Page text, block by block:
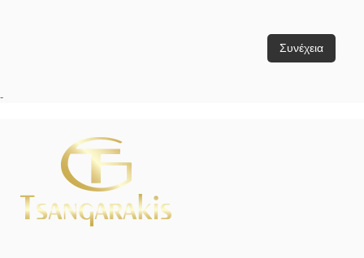
Συνέχεια
-